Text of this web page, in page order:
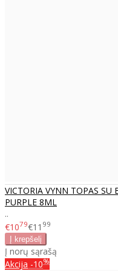
VICTORIA VYNN TOPAS SU
PURPLE 8ML
..
€1079€11 99
Į norų sąrašą
Akcija -10%